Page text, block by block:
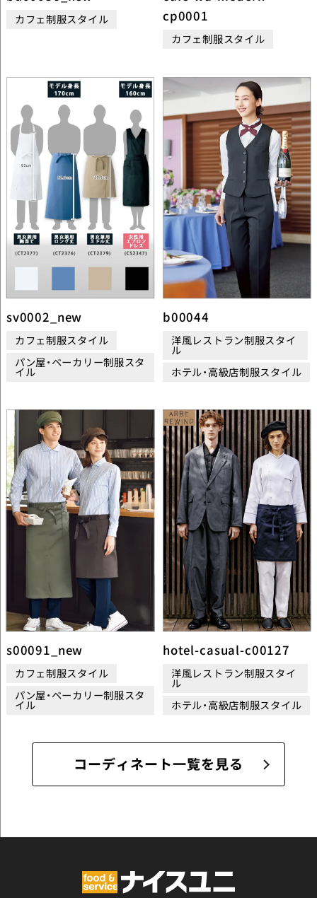
カフェ制服スタイル
cp0001
カフェ制服スタイル
sv0002_new
カフェ制服スタイル
パン屋・ベーカリー制服スタ
イル
b00044
洋風レストラン制服スタイ
ル
ホテル・高級店制服スタイル
s00091_new
カフェ制服スタイル
パン屋・ベーカリー制服スタ
イル
hotel-casual-c00127
洋風レストラン制服スタイ
ル
ホテル・高級店制服スタイル
コーディネート一覧を見る